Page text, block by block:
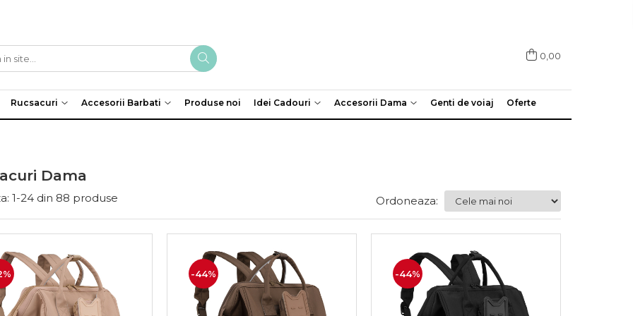
0,00
Rucsacuri Accesorii Barbati Produse noi Idei Cadouri Accesorii Dama Genti de voiaj Oferte
Dama
1-24din 88 produse Ordoneaza:
-44% -44%